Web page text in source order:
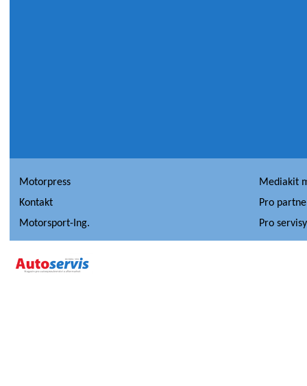
Motorpress
Mediakit
Kontakt
Pro
Motorsport-Ing.
Pro servisy